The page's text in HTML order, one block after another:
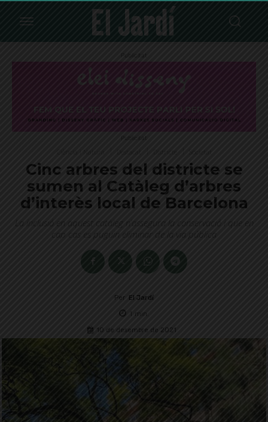
Publicitat
Publicitat
Cinc arbres del districte se
sumen al Catàleg d’arbres
d’interès local de Barcelona
La inclusió en aquest catàleg n’assegura la conservació i que en
cap cas es puguin eliminar de la via pública
Per El Jardí
1 min.
10 de desembre de 2021